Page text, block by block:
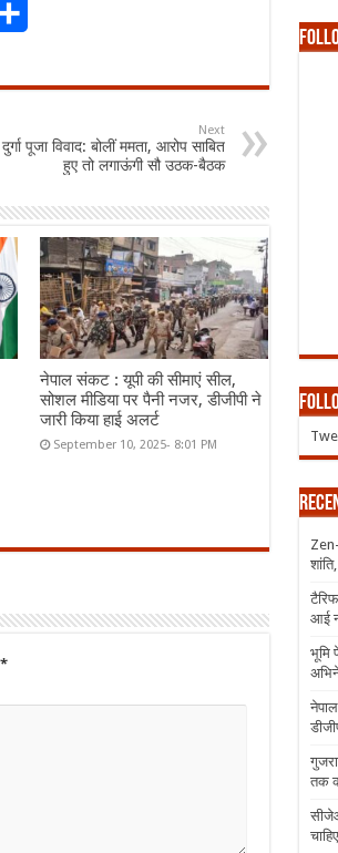
Next
दुर्गा पूजा विवाद: बोलीं ममता, आरोप साबित
हुए तो लगाऊंगी सौ उठक-बैठक
नेपाल संकट : यूपी की सीमाएं सील,
सोशल मीडिया पर पैनी नजर, डीजीपी ने
जारी किया हाई अलर्ट
September 10, 2025- 8:01 PM
*
आई
भूमि
तक